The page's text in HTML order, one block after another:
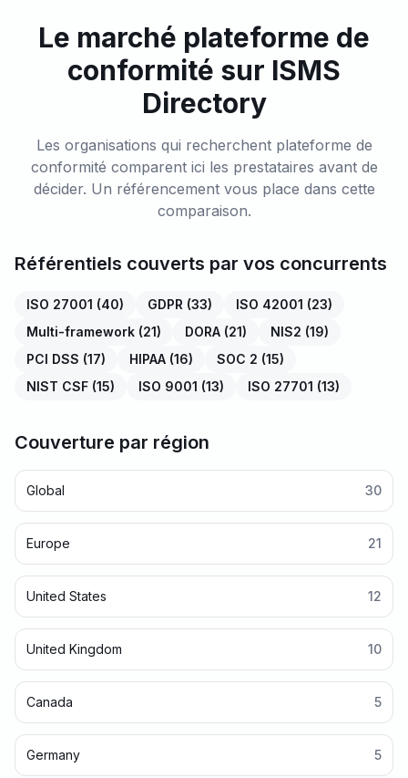
Le marché plateforme de
conformité sur ISMS
Directory
Les organisations qui recherchent plateforme de
conformité comparent ici les prestataires avant de
décider. Un référencement vous place dans cette
comparaison.
Référentiels couverts par vos concurrents
ISO 27001 (40) GDPR (33) ISO 42001 (23)
Multi-framework (21) DORA (21) NIS2 (19)
PCI DSS (17) HIPAA (16) SOC 2 (15)
NIST CSF (15) ISO 9001 (13) ISO 27701 (13)
Couverture par région
Global 30
Europe 21
United States 12
United Kingdom 10
Canada 5
Germany 5